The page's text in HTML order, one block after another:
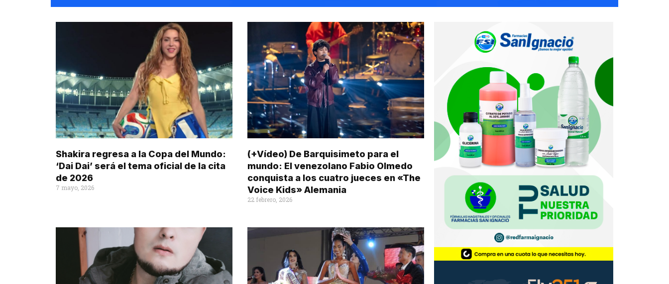
Shakira regresa a la Copa del Mundo:
‘Dai Dai’ será el tema oficial de la cita
de 2026
7 mayo, 2026
(+Vídeo) De Barquisimeto para el
mundo: El venezolano Fabio Olmedo
conquista a los cuatro jueces en «The
Voice Kids» Alemania
22 febrero, 2026